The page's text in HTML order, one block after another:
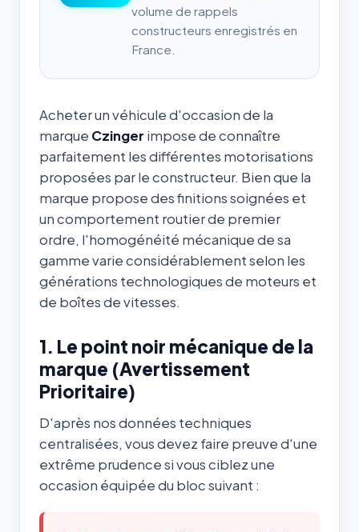
volume de rappels
constructeurs enregistrés en
France.
Acheter un véhicule d'occasion de la
marque Czinger impose de connaître
parfaitement les différentes motorisations
proposées par le constructeur. Bien que la
marque propose des finitions soignées et
un comportement routier de premier
ordre, l'homogénéité mécanique de sa
gamme varie considérablement selon les
générations technologiques de moteurs et
de boîtes de vitesses.
1. Le point noir mécanique de la
marque (Avertissement
Prioritaire)
D'après nos données techniques
centralisées, vous devez faire preuve d'une
extrême prudence si vous ciblez une
occasion équipée du bloc suivant :